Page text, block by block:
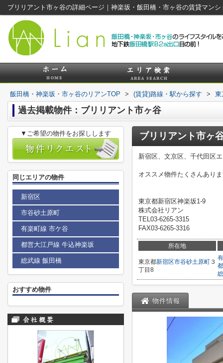
ブリリアント市ヶ谷の詳細ページ｜神楽坂・飯田橋・市ヶ谷の賃貸マン
飯田橋・神楽坂・市ヶ谷のリアンTOP > (賃貸)路線・駅から探す > 東
過去掲載物件：ブリリアント市ヶ谷
ブリリアント市ヶ
新宿区、文京区、千代田区
オススメ物件たくさんあり
東京都新宿区神楽坂1-9
株式会社リアン
TEL03-6265-3315
FAX03-6265-3316
所在地
東京都新宿区市谷砂土原町 ３
丁目8
物件情報
▼ご希望の物件をお探しします
同じエリアの物件
新宿区
市谷砂土原町
有楽町線 市ケ谷
都営大江戸線 牛込神楽坂
総武線 飯田橋
おすすめ物件